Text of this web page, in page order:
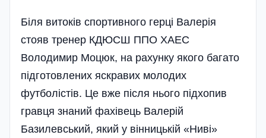
Біля витоків спортивного герці Валерія
стояв тренер КДЮСШ ППО ХАЕС
Володимир Моцюк, на рахунку якого багато
підготовлених яскравих молодих
футболістів. Це вже після нього підхопив
гравця знаний фахівець Валерій
Базилевський, який у вінницькій «Ниві»